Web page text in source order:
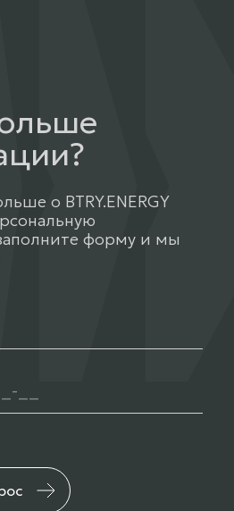
о BTRY.ENERGY
форму и мы